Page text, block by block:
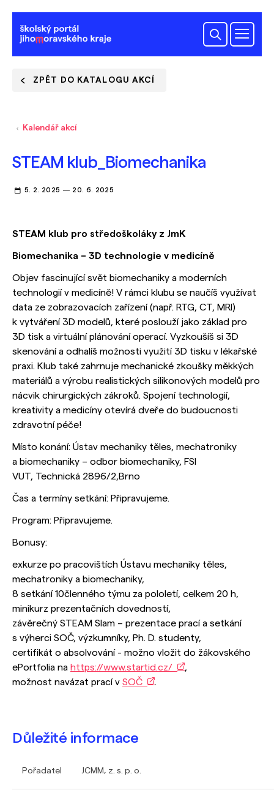
ZPĚT DO KATALOGU AKCÍ
Kalendář akcí
STEAM klub_Biomechanika
5. 2. 2025 — 20. 6. 2025
STEAM klub pro středoškoláky z JmK
Biomechanika – 3D technologie v medicíně
Objev fascinující svět biomechaniky a moderních
technologií v medicíně! V rámci klubu se naučíš využívat
data ze zobrazovacích zařízení (např. RTG, CT, MRI)
k vytváření 3D modelů, které poslouží jako základ pro
3D tisk a virtuální plánování operací. Vyzkoušíš si 3D
skenování a odhalíš možnosti využití 3D tisku v lékařské
praxi. Klub také zahrnuje mechanické zkoušky měkkých
materiálů a výrobu realistických silikonových modelů pro
nácvik chirurgických zákroků. Spojení technologií,
kreativity a medicíny otevírá dveře do budoucnosti
zdravotní péče!
Místo konání: Ústav mechaniky těles, mechatroniky
a biomechaniky – odbor biomechaniky, FSI
VUT, Technická 2896/2,Brno
Čas a termíny setkání: Připravujeme.
Program: Připravujeme.
Bonusy:
exkurze po pracovištích Ústavu mechaniky těles,
mechatroniky a biomechaniky,
8 setkání 10členného týmu za pololetí, celkem 20 h,
minikurz prezentačních dovedností,
závěrečný STEAM Slam – prezentace prací a setkání
s výherci SOČ, výzkumníky, Ph. D. studenty,
certifikát o absolvování - možno vložit do žákovského
ePortfolia na https://www.startid.cz/
,
možnost navázat prací v SOČ .
Důležité informace
Pořadatel JCMM, z. s. p. o.